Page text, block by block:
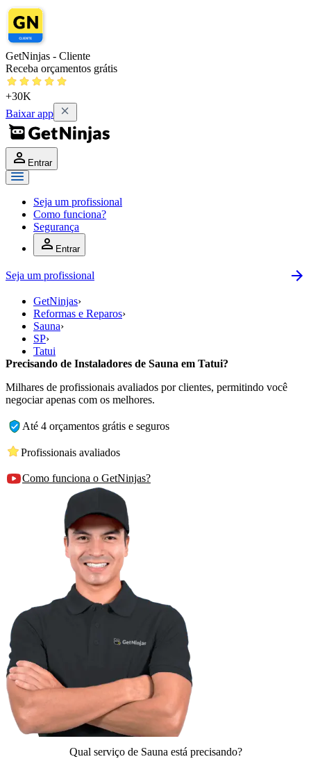
GetNinjas - Cliente
Receba orçamentos grátis
+30K
Baixar app
Entrar
Seja um profissional
Como funciona?
Segurança
Entrar
Seja um profissional
GetNinjas›
Reformas e Reparos›
Sauna›
SP›
Tatui
Precisando de Instaladores de Sauna em Tatui?
Milhares de profissionais avaliados por clientes, permitindo você
negociar apenas com os melhores.
Até 4 orçamentos grátis e seguros
Profissionais avaliados
Como funciona o GetNinjas?
Qual serviço de Sauna está precisando?